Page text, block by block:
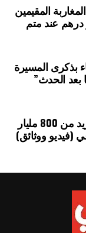
المقيمين
108 ملايير درهم عند متم
بذكرى المسيرة
بعد الحدث”
رقم معاملات قياسي بأزيد من 800 مليار
(فيديو ووثائق)